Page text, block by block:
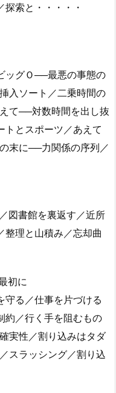
索と・・・・・
ッグＯ──最悪の事態の
入ソート／二乗時間の
て──対数時間を出し抜
トとスポーツ／あえて
末に──力関係の序列／
図書館を裏返す／近所
整理と山積み／忘却曲
初に
守る／仕事を片づける
約／行く手を阻むもの
実性／割り込みはタダ
スラッシング／割り込